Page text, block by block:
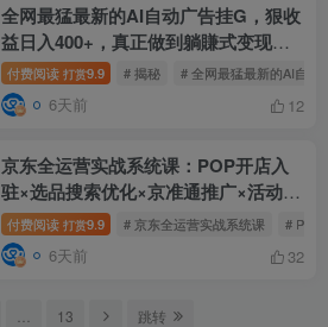
全网最猛最新的AI自动广告挂G，狠收
益日入400+，真正做到躺賺式变现
【揭秘】
付费阅读 打赏9.9 # 揭秘 # 全网最猛最新的AI自动
6天前 12
京东全运营实战系统课：POP开店入
驻×选品搜索优化×京准通推广×活动营
销×数据分析×店铺星级×自营VC
付费阅读 打赏9.9 # 京东全运营实战系统课 # POP
6天前 32
13 跳转